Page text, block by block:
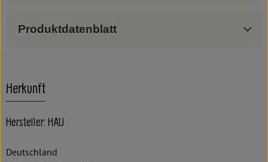
Produktdatenblatt
Herkunft
Hersteller: HAU
Deutschland